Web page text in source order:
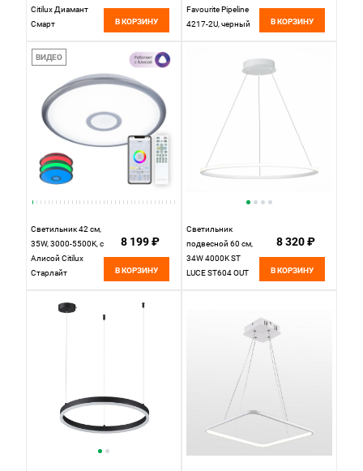
Citilux Диамант
Смарт
В КОРЗИНУ
Favourite Pipeline
4217-2U, черный
В КОРЗИНУ
ВИДЕО
Светильник 42 см,
35W, 3000-5500K, с
Алисой Citilux
Старлайт
8 199 ₽
В КОРЗИНУ
Светильник
подвесной 60 см,
34W 4000K ST
LUCE ST604 OUT
8 320 ₽
В КОРЗИНУ